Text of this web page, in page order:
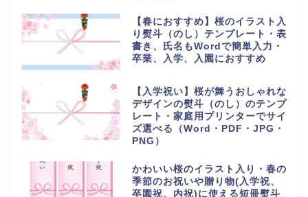
【春におすすめ】桜のイラスト入
り熨斗（のし）テンプレート・表
書き、氏名もWordで簡単入力・
卒業、入学、入園におすすめ
【入学祝い】桜が舞うおしゃれな
デザインの熨斗（のし）のテンプ
レート・家庭用プリンターでサイ
ズ選べる（Word・PDF・JPG・
PNG）
かわいい桜のイラスト入り・春の
季節のお祝いや贈り物(入学祝、
卒園祝、内祝)に使える短冊熨斗